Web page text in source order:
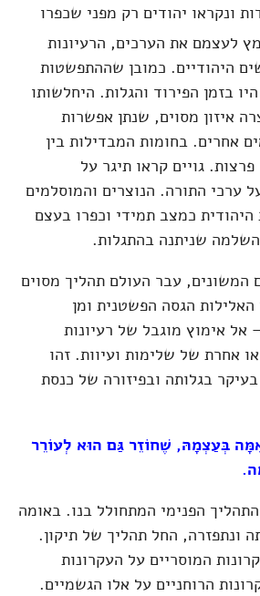
ונקראו יהודים רק מפני שכפרו
לעצמם את הערכים, הרעיונות
היהודיים. כמובן שההתפשטות
בזמן הפירוד והגלות. היחלשותו
איזון מסוים, שנתן אפשרות
אחרים. בחומות המבדילות בין
גויים קראו תיגר על
ערכי התורה. הנוצרים והמוסלמים
כמצב תמידי וכפרו בעצם
שניתנה בהתגלות.
עבר העולם תהליך מסוים
הגסה הפשטנית ומן
אימוץ מוגבל של רעיונות
אחרת של שלימות ועיוות. זהו
בגלותה ובפיזורה של כנסת
בְּעַצְמָהּ, שֶׁחוֹזֵר גַּם הוּא לְעוֹרֵר
הפנימי המתחולל בנו. באומה
החל תהליך של תיקון.
המוסריים על העקרונות
הרוחניים על אלו הגשמיים.